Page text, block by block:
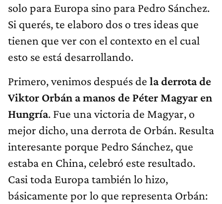
solo para Europa sino para Pedro Sánchez.
Si querés, te elaboro dos o tres ideas que
tienen que ver con el contexto en el cual
esto se está desarrollando.
Primero, venimos después de la derrota de
Viktor Orbán a manos de Péter Magyar​ en
Hungría. Fue una victoria de Magyar, o
mejor dicho, una derrota de Orbán. Resulta
interesante porque Pedro Sánchez, que
estaba en China, celebró este resultado.
Casi toda Europa también lo hizo,
básicamente por lo que representa Orbán: